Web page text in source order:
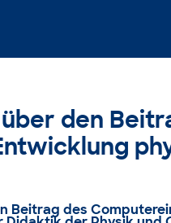
über den
Beitrag des